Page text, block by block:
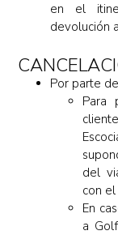
en el
devolución
Por parte
Para
del
con
En
a